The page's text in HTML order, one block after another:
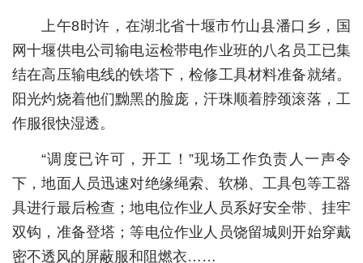
极客圈
经济
科教
健康
悠游
上午8时许，在湖北省十堰市竹山县潘口乡，国
网十堰供电公司输电运检带电作业班的八名员工已集
结在高压输电线的铁塔下，检修工具材料准备就绪。
阳光灼烧着他们黝黑的脸庞，汗珠顺着脖颈滚落，工
作服很快湿透。
“调度已许可，开工！”现场工作负责人一声令
下，地面人员迅速对绝缘绳索、软梯、工具包等工器
具进行最后检查；地电位作业人员系好安全带、挂牢
双钩，准备登塔；等电位作业人员饶留城则开始穿戴
密不透风的屏蔽服和阻燃衣……